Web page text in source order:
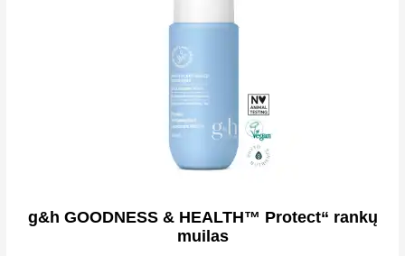
g&h GOODNESS & HEALTH™ Protect“ rankų
muilas